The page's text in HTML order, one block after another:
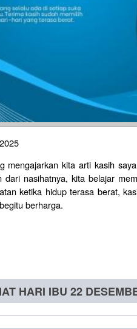
mengajarkan kita arti kasih
dari nasihatnya, kita belajar
ketika hidup terasa berat,
berharga.
HARI IBU 22